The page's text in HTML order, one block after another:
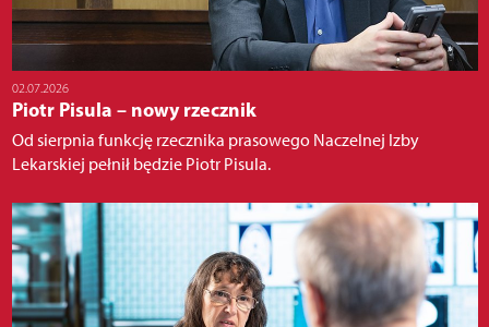
02.07.2026
Piotr Pisula – nowy rzecznik
Od sierpnia funkcję rzecznika prasowego Naczelnej Izby
Lekarskiej pełnił będzie Piotr Pisula.